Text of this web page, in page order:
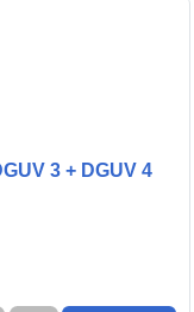
3 + DGUV 4